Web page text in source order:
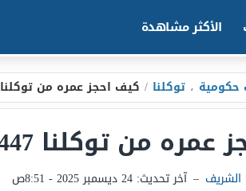
الأكثر مشاهدة
حكومية ، توكلنا / كيف احجز عمره من توكلنا 1447
من توكلنا 1447
الشريف – آخر تحديث: 24 ديسمبر 2025 - 8:51ص